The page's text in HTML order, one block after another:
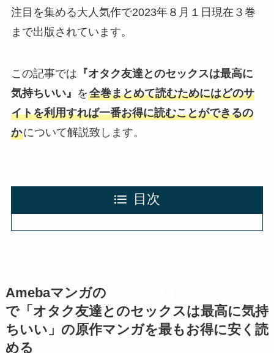
注目を集める大人気作で2023年８月１日現在３巻
まで出版されています。
この記事では 『オタク友達とのセックスは最高に
気持ちいい』 を全巻まとめて読むためにはどのサ
イトを利用すれば一番お得に読むことができるの
かについて解説致します。
目次
Amebaマンガの
で「 オタク友達とのセックスは最高に気持
ちいい 」の原作マンガを最もお得に安く読
める